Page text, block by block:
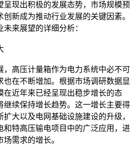
呈现出积极的发展态势，市场规模预
新成为推动行业发展的关键因素。
来展望的详细分析：
，高压计量箱作为电力系统中必不可
也在不断增加。根据市场调研数据显
在近年来已经呈现出稳步增长的态
继续保持增长趋势。这一增长主要得
大以及电网基础设施建设的升级，
和特高压输电项目中的广泛应用，进
需求的增长。